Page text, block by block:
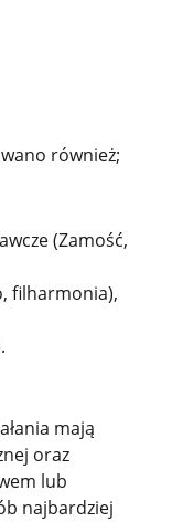
również;
(Zamość,
filharmonia),
mają
oraz
lub
najbardziej